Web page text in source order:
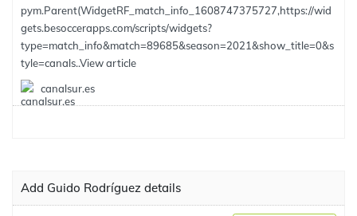
pym.Parent(WidgetRF_match_info_1608747375727,https://wid
gets.besoccerapps.com/scripts/widgets?
type=match_info&match=89685&season=2021&show_title=0&s
tyle=canals..View article
canalsur.es
Add Guido Rodríguez details